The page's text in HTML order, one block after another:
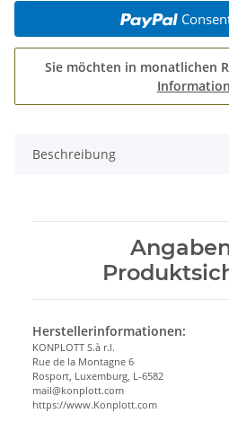
Sie möchten in monatlichen
Beschreibung
Herstellerinformationen:
KONPLOTT S.à r.l.
Rue de la Montagne 6
Rosport, Luxemburg, L-6582
mail@konplott.com
https://www.Konplott.com